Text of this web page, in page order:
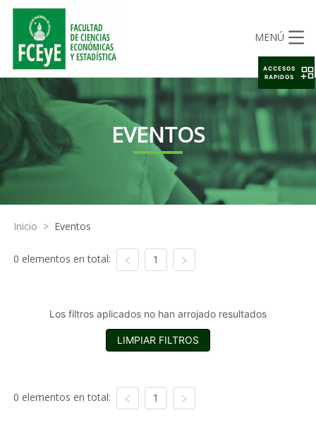
MENÚ
EVENTOS
Inicio > Eventos
0 elementos en total: 1
Los filtros aplicados no han arrojado resultados
LIMPIAR FILTROS
0 elementos en total: 1
ACCESOS
RAPIDOS